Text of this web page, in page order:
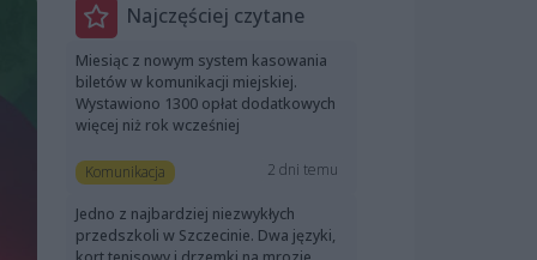
Najczęściej czytane
Miesiąc z nowym system kasowania
biletów w komunikacji miejskiej.
Wystawiono 1300 opłat dodatkowych
więcej niż rok wcześniej
Komunikacja 2 dni temu
Jedno z najbardziej niezwykłych
przedszkoli w Szczecinie. Dwa języki,